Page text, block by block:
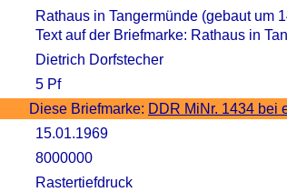
Rathaus in Tangermünde (gebaut um
Text auf der Briefmarke: Rathaus in
Dietrich Dorfstecher
5 Pf
Diese Briefmarke: DDR MiNr. 1434 bei
15.01.1969
8000000
Rastertiefdruck